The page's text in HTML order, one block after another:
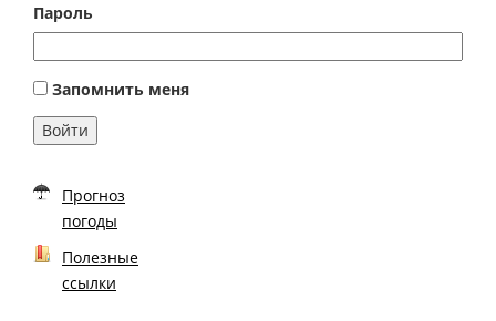
Пароль
Запомнить меня
Войти
Прогноз
погоды
Полезные
ссылки